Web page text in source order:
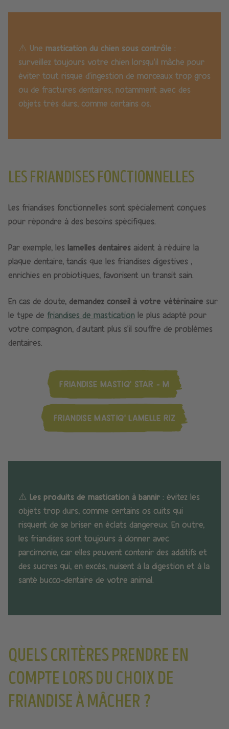
⚠️ Une mastication du chien sous contrôle :
surveillez toujours votre chien lorsqu’il mâche pour
éviter tout risque d’ingestion de morceaux trop gros
ou de fractures dentaires, notamment avec des
objets très durs, comme certains os.
LES FRIANDISES FONCTIONNELLES
Les friandises fonctionnelles sont spécialement conçues
pour répondre à des besoins spécifiques.
Par exemple, les lamelles dentaires aident à réduire la
plaque dentaire, tandis que les friandises digestives ,
enrichies en probiotiques, favorisent un transit sain.
En cas de doute, demandez conseil à votre vétérinaire sur
le type de friandises de mastication le plus adapté pour
votre compagnon, d’autant plus s’il souffre de problèmes
dentaires.
FRIANDISE MASTIQ' STAR - M
FRIANDISE MASTIQ' LAMELLE RIZ
⚠️ Les produits de mastication à bannir : évitez les
objets trop durs, comme certains os cuits qui
risquent de se briser en éclats dangereux. En outre,
les friandises sont toujours à donner avec
parcimonie, car elles peuvent contenir des additifs et
des sucres qui, en excès, nuisent à la digestion et à la
santé bucco-dentaire de votre animal.
QUELS CRITÈRES PRENDRE EN
COMPTE LORS DU CHOIX DE
FRIANDISE À MÂCHER ?